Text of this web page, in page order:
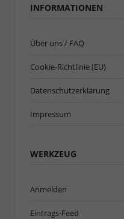
INFORMATIONEN
Über uns / FAQ
Cookie-Richtlinie (EU)
Datenschutzerklärung
Impressum
WERKZEUG
Anmelden
Eintrags-Feed